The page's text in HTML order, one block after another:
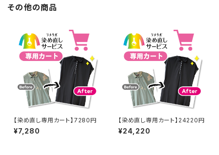
その他の商品
【染め直し専用カート】7280円
¥7,280
【染め直し専用カート】24220円
¥24,220